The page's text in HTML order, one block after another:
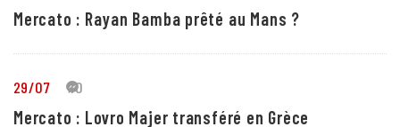
Mercato : Rayan Bamba prêté au Mans ?
29/07 10
Mercato : Lovro Majer transféré en Grèce